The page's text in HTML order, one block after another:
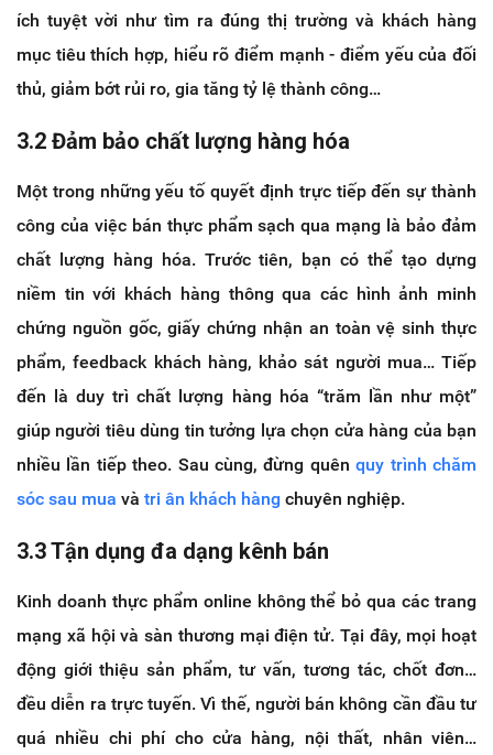
ích tuyệt vời như tìm ra đúng thị trường và khách hàng
mục tiêu thích hợp, hiểu rõ điểm mạnh - điểm yếu của đối
thủ, giảm bớt rủi ro, gia tăng tỷ lệ thành công…
3.2 Đảm bảo chất lượng hàng hóa
Một trong những yếu tố quyết định trực tiếp đến sự thành
công của việc bán thực phẩm sạch qua mạng là bảo đảm
chất lượng hàng hóa. Trước tiên, bạn có thể tạo dựng
niềm tin với khách hàng thông qua các hình ảnh minh
chứng nguồn gốc, giấy chứng nhận an toàn vệ sinh thực
phẩm, feedback khách hàng, khảo sát người mua… Tiếp
đến là duy trì chất lượng hàng hóa “trăm lần như một”
giúp người tiêu dùng tin tưởng lựa chọn cửa hàng của bạn
nhiều lần tiếp theo. Sau cùng, đừng quênquy trình chăm
sóc sau mua và tri ân khách hàng chuyên nghiệp.
3.3 Tận dụng đa dạng kênh bán
Kinh doanh thực phẩm online không thể bỏ qua các trang
mạng xã hội và sàn thương mại điện tử. Tại đây, mọi hoạt
động giới thiệu sản phẩm, tư vấn, tương tác, chốt đơn…
đều diễn ra trực tuyến. Vì thế, người bán không cần đầu tư
quá nhiều chi phí cho cửa hàng, nội thất, nhân viên…